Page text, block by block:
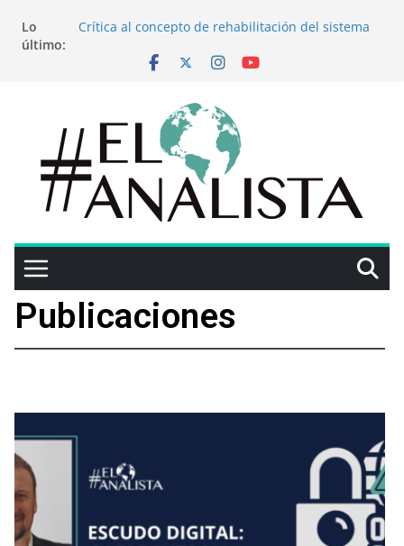
Lo
último:
Crítica al concepto de rehabilitación del sistema
Cuidado con las inversiones mágicas: “Cuando la
Entrevista al Mg. Alejandro Cassaglia
Más que un partido: Inteligencia y ataques
cognitivos
Capacitación para periodistas en La Plata: El
Analista participará en jornadas sobre el manejo
técnico y legal de armas de fuego
Publicaciones